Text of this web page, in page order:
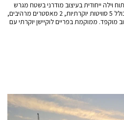
ייחודית בעיצוב מודרני בשטח מגרש
של 1 דונם ו-1,200 מ"ר בנוי. הנכס כולל 5 סוויטות יוקרתיות, 2 מאסטרים מרהיבים,
ממוקמת בפריים לוקיישן יוקרתי עם